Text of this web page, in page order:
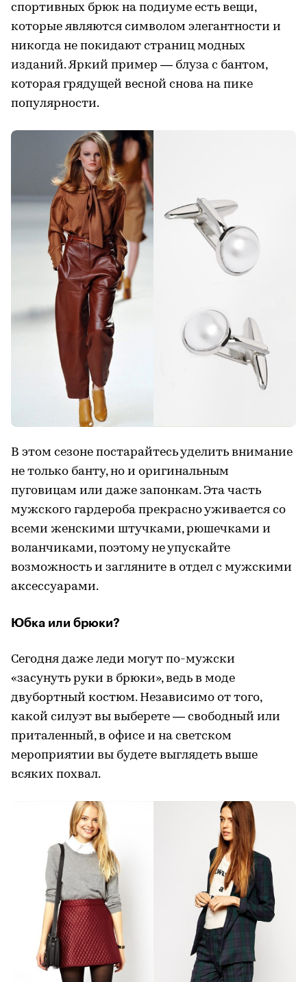
спортивных брюк на подиуме есть вещи,
которые являются символом элегантности и
никогда не покидают страниц модных
изданий. Яркий пример — блуза с бантом,
которая грядущей весной снова на пике
популярности.
В этом сезоне постарайтесь уделить внимание
не только банту, но и оригинальным
пуговицам или даже запонкам. Эта часть
мужского гардероба прекрасно уживается со
всеми женскими штучками, рюшечками и
воланчиками, поэтому не упускайте
возможность и загляните в отдел с мужскими
аксессуарами.
Юбка или брюки?
Cегодня даже леди могут по-мужски
«засунуть руки в брюки», ведь в моде
двубортный костюм. Независимо от того,
какой силуэт вы выберете — свободный или
приталенный, в офисе и на светском
мероприятии вы будете выглядеть выше
всяких похвал.